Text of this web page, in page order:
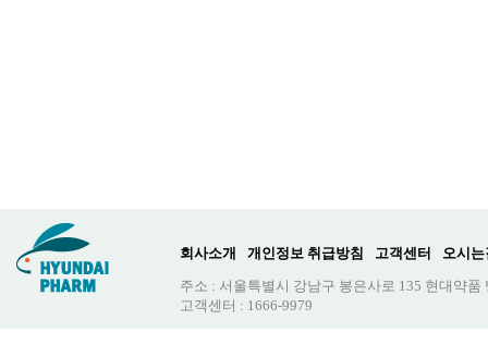
회사소개 개인정보 취급방침 고객센터
오시는
주소 : 서울특별시 강남구 봉은사로 135 현대약품
고객센터 : 1666-9979